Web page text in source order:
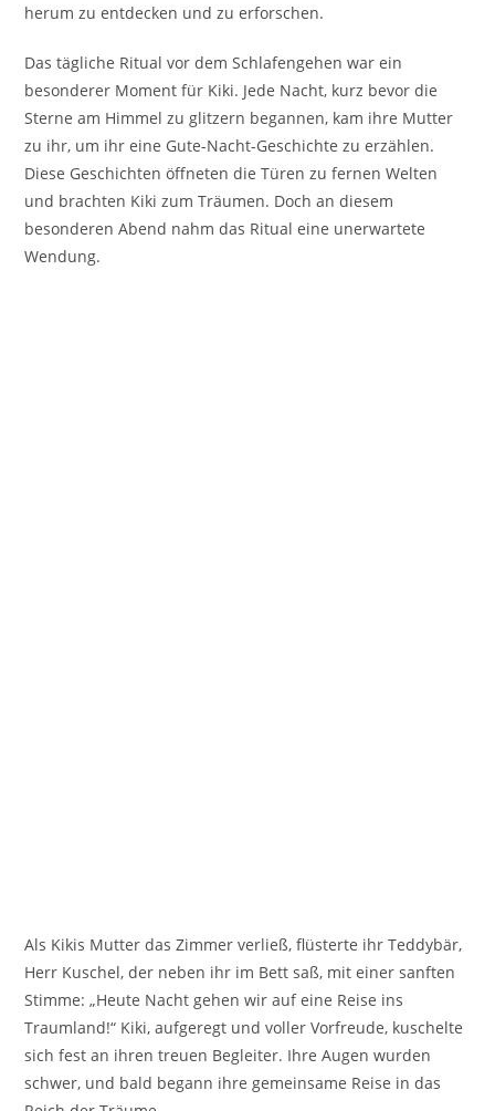
herum zu entdecken und zu erforschen.
Das tägliche Ritual vor dem Schlafengehen war ein
besonderer Moment für Kiki. Jede Nacht, kurz bevor die
Sterne am Himmel zu glitzern begannen, kam ihre Mutter
zu ihr, um ihr eine Gute-Nacht-Geschichte zu erzählen.
Diese Geschichten öffneten die Türen zu fernen Welten
und brachten Kiki zum Träumen. Doch an diesem
besonderen Abend nahm das Ritual eine unerwartete
Wendung.
Als Kikis Mutter das Zimmer verließ, flüsterte ihr Teddybär,
Herr Kuschel, der neben ihr im Bett saß, mit einer sanften
Stimme: „Heute Nacht gehen wir auf eine Reise ins
Traumland!“ Kiki, aufgeregt und voller Vorfreude, kuschelte
sich fest an ihren treuen Begleiter. Ihre Augen wurden
schwer, und bald begann ihre gemeinsame Reise in das